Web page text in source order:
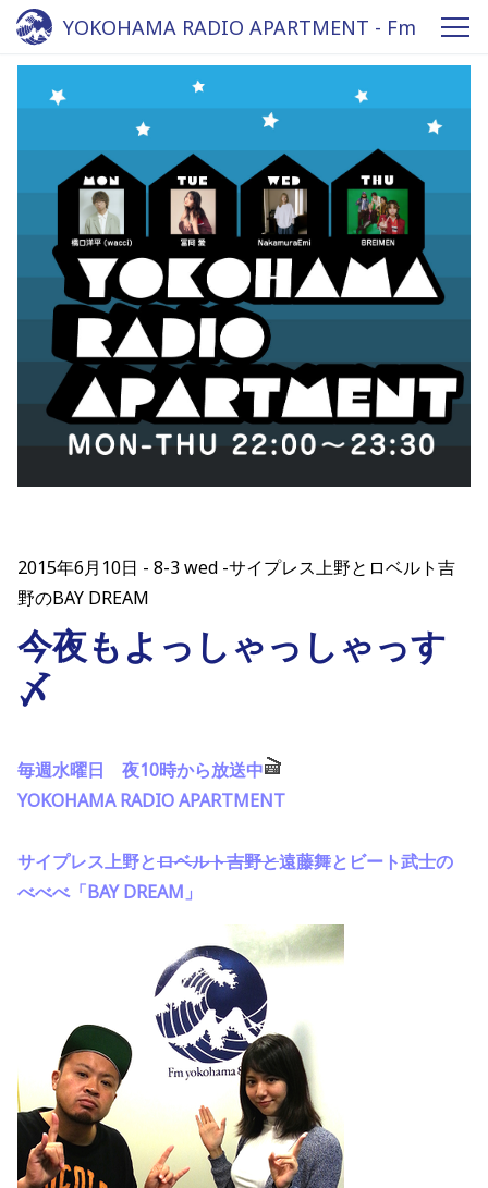
YOKOHAMA RADIO APARTMENT - Fm
yokohama 84.7
2015年6月10日
8-3 wed -サイプレス上野とロベルト吉
野のBAY DREAM
今夜もよっしゃっしゃっす
〆
毎週水曜日 夜10時から放送中
YOKOHAMA RADIO APARTMENT
サイプレス上野とロベルト吉野と遠藤舞とビート武士の
べべべ「BAY DREAM」